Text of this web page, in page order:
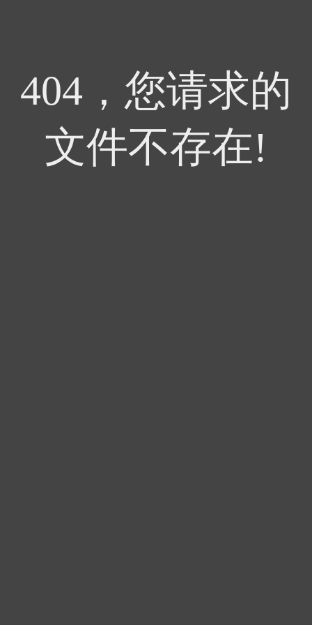
404，您请求的
文件不存在!